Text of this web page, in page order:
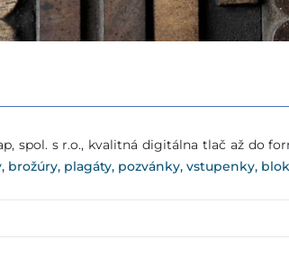
spol. s r.o., kvalitná digitálna tlač až do
brožúry, plagáty, pozvánky, vstupenky,